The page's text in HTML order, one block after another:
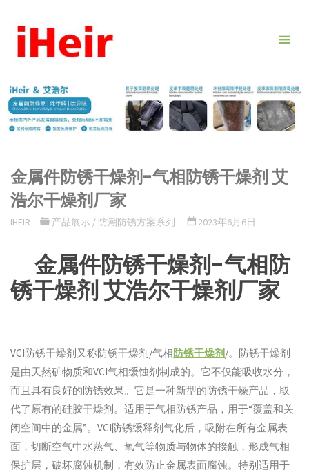
容。
金属件防锈干燥剂-气相防锈干燥剂 艾
浩尔干燥剂厂家
IHEIR 产品展示 / 防潮防锈方案系列 2023年6月6日
金属件防锈干燥剂-气相防
锈干燥剂 艾浩尔干燥剂厂家
VCI防锈干燥剂又称防锈干燥剂/气相防锈干燥剂/。防锈干燥剂
是由天然矿物质和VCI气相缓蚀剂制成的。它不仅能吸收水分，
而且具有良好的防锈效果。它是一种新型的防锈干燥产品，取
代了原有的硅胶干燥剂。适用于气相防锈产品，用于“覆盖和关
闭空间中的金属”。VCI防锈缓释剂气化后，吸附在所有金属表
面，切断空气中水蒸气、氧气等物质与物体的接触，形成气相
保护层，破坏腐蚀机制，有效防止金属表面腐蚀。特别适用于